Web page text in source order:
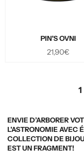
PIN'S OVNI
Prix
21,90€
1
ENVIE D’ARBORER
L'ASTRONOMIE AVEC
COLLECTION DE
EST UN FRAGMENT!